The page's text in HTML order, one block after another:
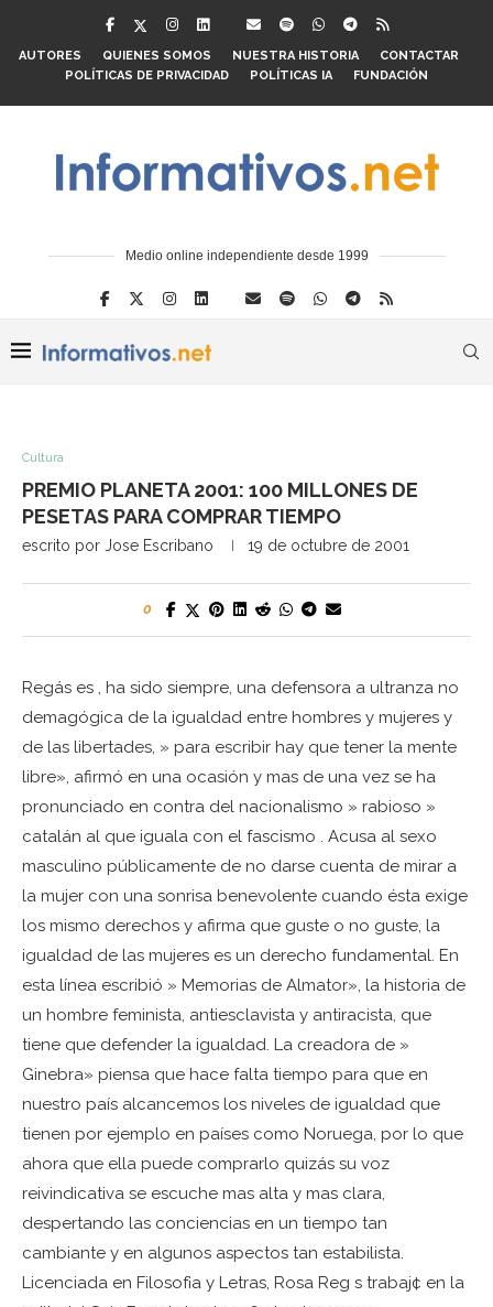
AUTORES QUIENES SOMOS NUESTRA HISTORIA
CONTACTAR
POLÍTICAS DE PRIVACIDAD
POLÍTICAS IA FUNDACIÓN
Medio online independiente desde 1999
Cultura
PREMIO PLANETA 2001: 100 MILLONES DE
PESETAS PARA COMPRAR TIEMPO
escrito por Jose Escribano 19 de octubre de 2001
0
Regás es , ha sido siempre, una defensora a ultranza no
demagógica de la igualdad entre hombres y mujeres y
de las libertades, » para escribir hay que tener la mente
libre», afirmó en una ocasión y mas de una vez se ha
pronunciado en contra del nacionalismo » rabioso »
catalán al que iguala con el fascismo . Acusa al sexo
masculino públicamente de no darse cuenta de mirar a
la mujer con una sonrisa benevolente cuando ésta exige
los mismo derechos y afirma que guste o no guste, la
igualdad de las mujeres es un derecho fundamental. En
esta línea escribió » Memorias de Almator», la historia de
un hombre feminista, antiesclavista y antiracista, que
tiene que defender la igualdad. La creadora de »
Ginebra» piensa que hace falta tiempo para que en
nuestro país alcancemos los niveles de igualdad que
tienen por ejemplo en países como Noruega, por lo que
ahora que ella puede comprarlo quizás su voz
reivindicativa se escuche mas alta y mas clara,
despertando las conciencias en un tiempo tan
cambiante y en algunos aspectos tan estabilista.
Licenciada en Filosof¡a y Letras, Rosa Reg s trabaj¢ en la